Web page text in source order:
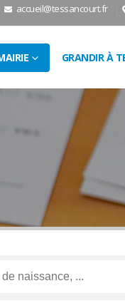
accueil@tessancourt.fr
GRANDIR À